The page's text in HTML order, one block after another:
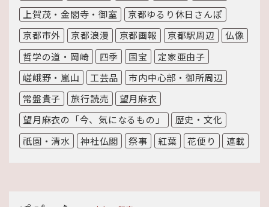
上賀茂・金閣寺・御室
京都ゆるり休日さんぽ
京都市外
京都浪漫 京都画報 京都駅周辺
仏像
哲学の道・岡崎
四季 国宝
定家亜由子
嵯峨野・嵐山
工芸品
市内中心部・御所周辺
常盤貴子
旅行読売
望月麻衣
望月麻衣の「今、気になるもの」
歴史・文化
祇園・清水
神社仏閣 祭事 紅葉 花便り 連載